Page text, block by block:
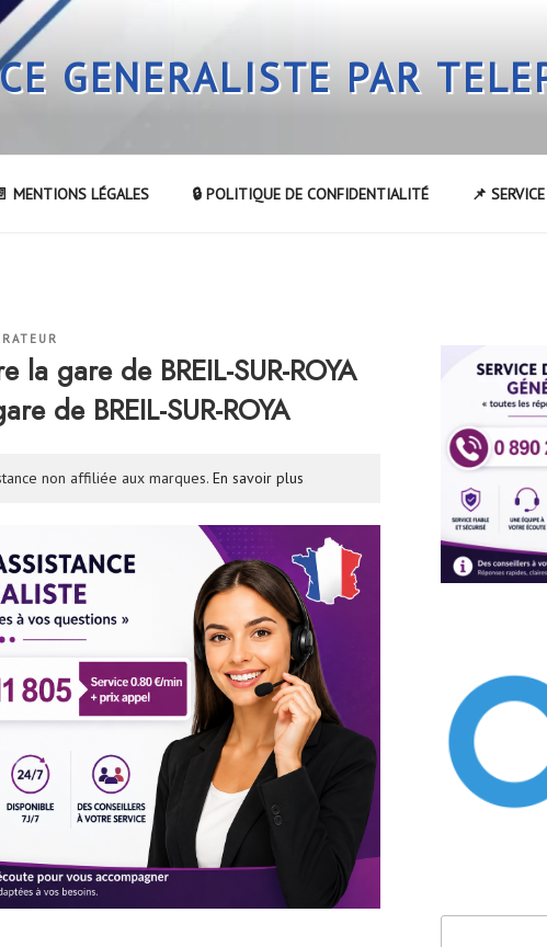
GENERALISTE PAR
MENTIONS LÉGALES 🔒 POLITIQUE DE CONFIDENTIALITÉ 📌
gare de BREIL-SUR-ROYA
de BREIL-SUR-ROYA
non affiliée aux marques. En savoir plus